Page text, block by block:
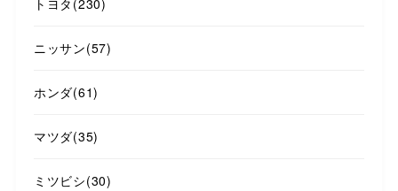
トヨタ (230)
ニッサン(57)
ホンダ(61)
マツダ(35)
ミツビシ(30)